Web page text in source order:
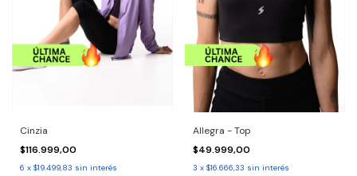
Cinzia
$116.999,00
6 x $19.499,83 sin interés
Allegra - Top
$49.999,00
3 x $16.666,33 sin interés